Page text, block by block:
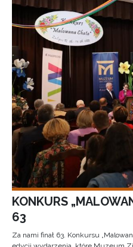
KONKURS
63
Za nami finał 63. Konkursu